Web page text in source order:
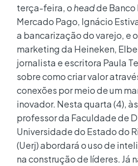
terça-feira, o headde
Mercado Pago, Ignácio
a bancarização do varejo, e
marketing da Heineken,
jornalista e escritora Paula
sobre como criar valor
conexões por meio de um
inovador. Nesta quarta (4), às
professor da Faculdade de
Universidade do Estado do
(Uerj) abordará o uso de
na construção de líderes. Já